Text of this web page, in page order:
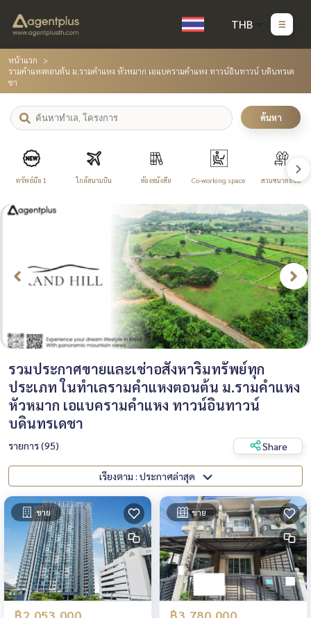
THB
หน้าแรก
รามคำแหงตอนต้น ม.รามคำแหง หัวหมาก เอแบครามคำแหง ทาวน์อินทาวน์ บดินทรเด
ชา
ค้นหา
ทรัพย์มือ 1 ใกล้สนามบิน ห้องหนังสือ Co-working space สวนขนาดย่อม
รวมประกาศขายและเช่าอสังหาริมทรัพย์ทุก
ประเภท ในทำเลรามคำแหงตอนต้น ม.รามคำแหง
หัวหมาก เอแบครามคำแหง ทาวน์อินทาวน์
บดินทรเดชา
รายการ (95) Share
เรียงตาม : ประกาศล่าสุด
ขาย ขาย